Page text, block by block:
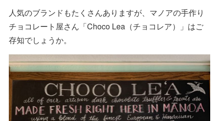
人気のブランドもたくさんありますが、マノアの手作り
チョコレート屋さん「Choco Lea（チョコレア）」はご
存知でしょうか。